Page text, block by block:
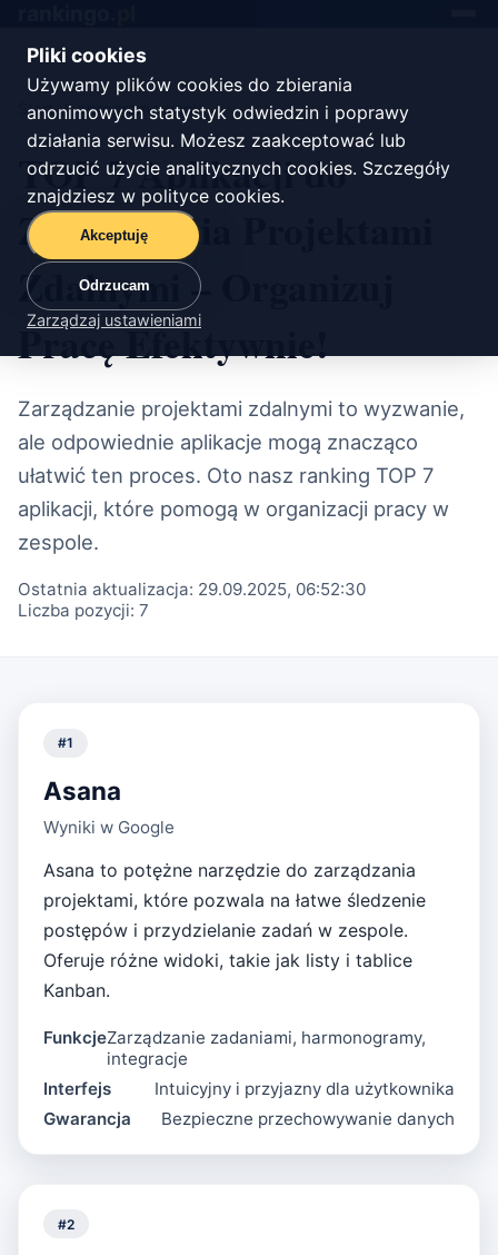
Pliki cookies
Używamy plików cookies do zbierania
anonimowych statystyk odwiedzin i poprawy
działania serwisu. Możesz zaakceptować lub
odrzucić użycie analitycznych cookies. Szczegóły
znajdziesz w polityce cookies.
Akceptuję
Odrzucam
Zarządzaj ustawieniami
Start/oprogramowanie
TOP 7 Aplikacji do
Zarządzania Projektami
Zdalnymi – Organizuj
Pracę Efektywnie!
Zarządzanie projektami zdalnymi to wyzwanie,
ale odpowiednie aplikacje mogą znacząco
ułatwić ten proces. Oto nasz ranking TOP 7
aplikacji, które pomogą w organizacji pracy w
zespole.
Ostatnia aktualizacja: 29.09.2025, 06:52:30
Liczba pozycji: 7
#1
Asana
Wyniki w Google
Asana to potężne narzędzie do zarządzania
projektami, które pozwala na łatwe śledzenie
postępów i przydzielanie zadań w zespole.
Oferuje różne widoki, takie jak listy i tablice
Kanban.
FunkcjeZarządzanie zadaniami, harmonogramy,
integracje
Interfejs
Intuicyjny i przyjazny dla użytkownika
Gwarancja
Bezpieczne przechowywanie danych
#2